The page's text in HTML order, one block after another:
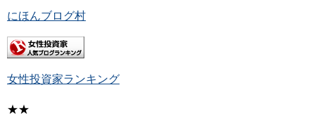
にほんブログ村
女性投資家ランキング
★★